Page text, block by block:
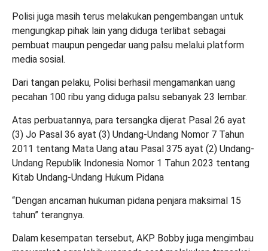
Polisi juga masih terus melakukan pengembangan untuk
mengungkap pihak lain yang diduga terlibat sebagai
pembuat maupun pengedar uang palsu melalui platform
media sosial.
Dari tangan pelaku, Polisi berhasil mengamankan uang
pecahan 100 ribu yang diduga palsu sebanyak 23 lembar.
Atas perbuatannya, para tersangka dijerat Pasal 26 ayat
(3) Jo Pasal 36 ayat (3) Undang-Undang Nomor 7 Tahun
2011 tentang Mata Uang atau Pasal 375 ayat (2) Undang-
Undang Republik Indonesia Nomor 1 Tahun 2023 tentang
Kitab Undang-Undang Hukum Pidana
“Dengan ancaman hukuman pidana penjara maksimal 15
tahun” terangnya.
Dalam kesempatan tersebut, AKP Bobby juga mengimbau